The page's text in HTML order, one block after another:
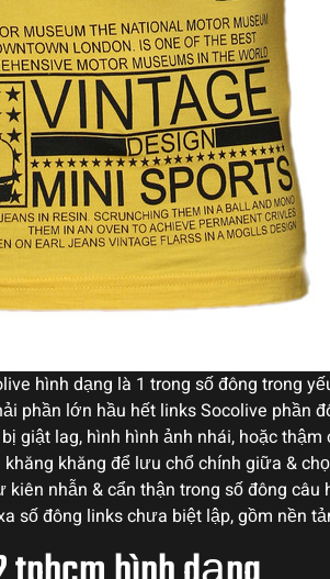
hình dạng là 1 trong số đông trong
phần lớn hầu hết links Socolive phần
giật lag, hình hình ảnh nhái, hoặc
khăng để lưu chổ chính giữa &
nhẫn & cẩn thận trong số đông
số đông links chưa biệt lập, gồm nền